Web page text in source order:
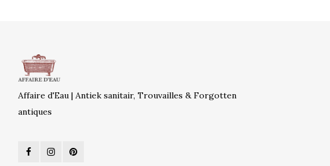
Affaire d'Eau | Antiek sanitair, Trouvailles & Forgotten
antiques